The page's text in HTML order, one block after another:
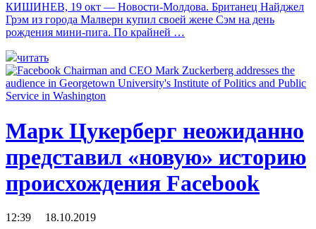
КИШИНЕВ, 19 окт — Новости-Молдова. Британец Найджел
Грэм из города Малверн купил своей жене Сэм на день
рождения мини-пига. По крайней …
читать
Марк Цукерберг неожиданно
представил «новую» историю
происхождения Facebook
12:39 18.10.2019